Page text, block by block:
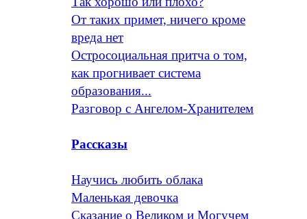
От таких примет, ничего кроме
вреда нет
Остросоциальная притча о том,
как прогнивает система
образования...
Разговор с Ангелом-Хранителем
Рассказы
Научись любить облака
Маленькая девочка
Сказание о Великом и Могучем